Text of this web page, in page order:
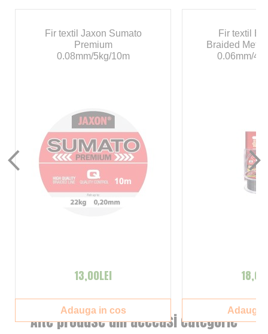
Alte produse din aceeasi categorie
Fir textil Jaxon Sumato
Premium
0.08mm/5kg/10m
13,00LEI
Adauga in cos
Fir textil
Braided
0.06mm/
Adauga